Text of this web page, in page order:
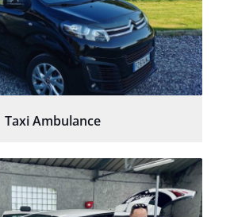
Taxi Ambulance